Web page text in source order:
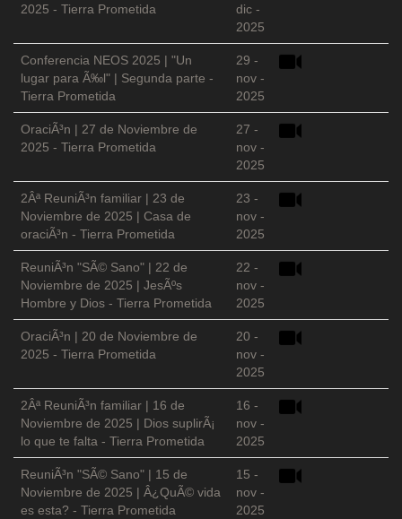
2025 - Tierra Prometida
dic -
2025
Conferencia NEOS 2025 | "Un
lugar para Ã‰l" | Segunda parte -
Tierra Prometida
29 -
nov -
2025
OraciÃ³n | 27 de Noviembre de
2025 - Tierra Prometida
27 -
nov -
2025
2Âª ReuniÃ³n familiar | 23 de
Noviembre de 2025 | Casa de
oraciÃ³n - Tierra Prometida
23 -
nov -
2025
ReuniÃ³n "SÃ© Sano" | 22 de
Noviembre de 2025 | JesÃºs
Hombre y Dios - Tierra Prometida
22 -
nov -
2025
OraciÃ³n | 20 de Noviembre de
2025 - Tierra Prometida
20 -
nov -
2025
2Âª ReuniÃ³n familiar | 16 de
Noviembre de 2025 | Dios suplirÃ¡
lo que te falta - Tierra Prometida
16 -
nov -
2025
ReuniÃ³n "SÃ© Sano" | 15 de
Noviembre de 2025 | Â¿QuÃ© vida
es esta? - Tierra Prometida
15 -
nov -
2025